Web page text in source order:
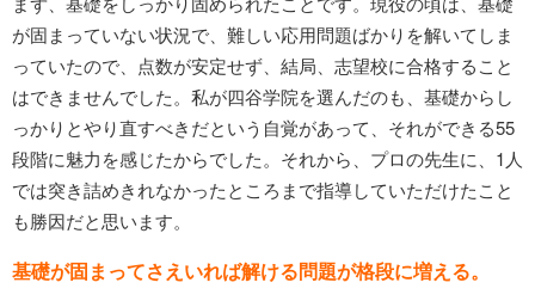
が固まっていない状況で、難しい応用問題ばかりを解いてしま
っていたので、点数が安定せず、結局、志望校に合格すること
はできませんでした。私が四谷学院を選んだのも、基礎からし
っかりとやり直すべきだという自覚があって、それができる55
段階に魅力を感じたからでした。それから、プロの先生に、1人
では突き詰めきれなかったところまで指導していただけたこと
も勝因だと思います。
基礎が固まってさえいれば解ける問題が格段に増える。